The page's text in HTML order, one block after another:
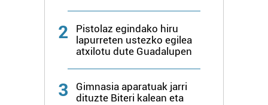
2
Pistolaz egindako hiru
lapurreten ustezko egilea
atxilotu dute Guadalupen
3
Gimnasia aparatuak jarri
dituzte Biteri kalean eta